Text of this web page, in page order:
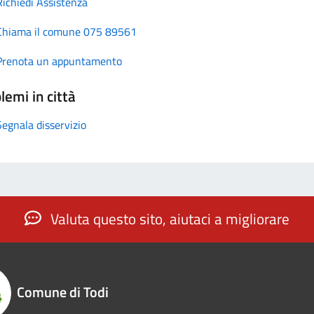
il comune 075 89561
un appuntamento
in città
disservizio
Valuta questo sito, aiutaci a migliorare
Comune di Todi